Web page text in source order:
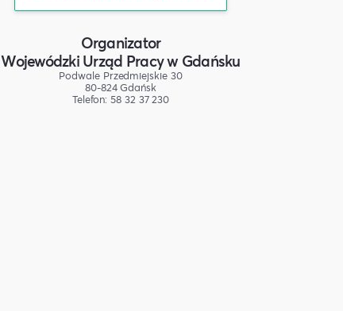
Organizator
Wojewódzki Urząd Pracy w Gdańsku
Podwale Przedmiejskie 30
80-824 Gdańsk
Telefon: 58 32 37 230